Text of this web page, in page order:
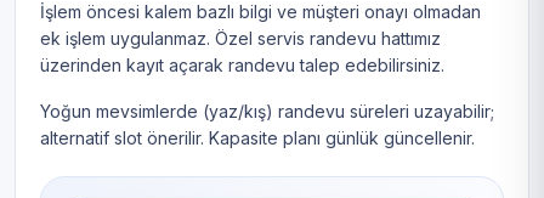
İşlem öncesi kalem bazlı bilgi ve müşteri onayı olmadan
ek işlem uygulanmaz. Özel servis randevu hattımız
üzerinden kayıt açarak randevu talep edebilirsiniz.
Yoğun mevsimlerde (yaz/kış) randevu süreleri uzayabilir;
alternatif slot önerilir. Kapasite planı günlük güncellenir.